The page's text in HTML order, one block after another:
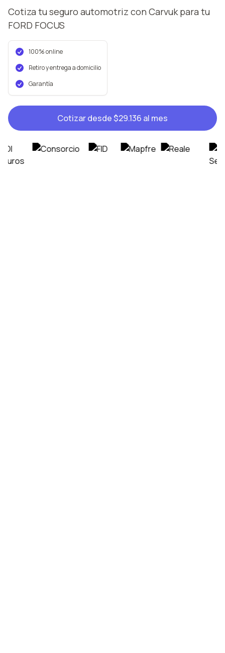
Cotiza tu seguro automotriz con Carvuk para tu
FORD FOCUS
100% online
Retiro y entrega a domicilio
Garantía
Cotizar desde$29.136 al mes